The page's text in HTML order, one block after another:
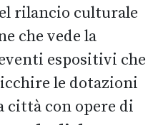
rilancio culturale
che vede la
espositivi che
le dotazioni
città con opere di